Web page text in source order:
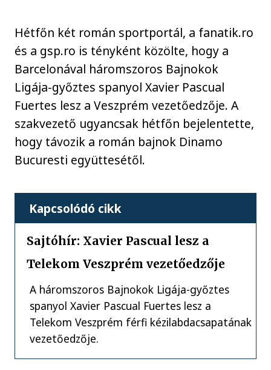
Hétfőn két román sportportál, a fanatik.ro
és a gsp.ro is tényként közölte, hogy a
Barcelonával háromszoros Bajnokok
Ligája-győztes spanyol Xavier Pascual
Fuertes lesz a Veszprém vezetőedzője. A
szakvezető ugyancsak hétfőn bejelentette,
hogy távozik a román bajnok Dinamo
Bucuresti együttesétől.
Kapcsolódó cikk
Sajtóhír: Xavier Pascual lesz a
Telekom Veszprém vezetőedzője
A háromszoros Bajnokok Ligája-győztes
spanyol Xavier Pascual Fuertes lesz a
Telekom Veszprém férfi kézilabdacsapatának
vezetőedzője.